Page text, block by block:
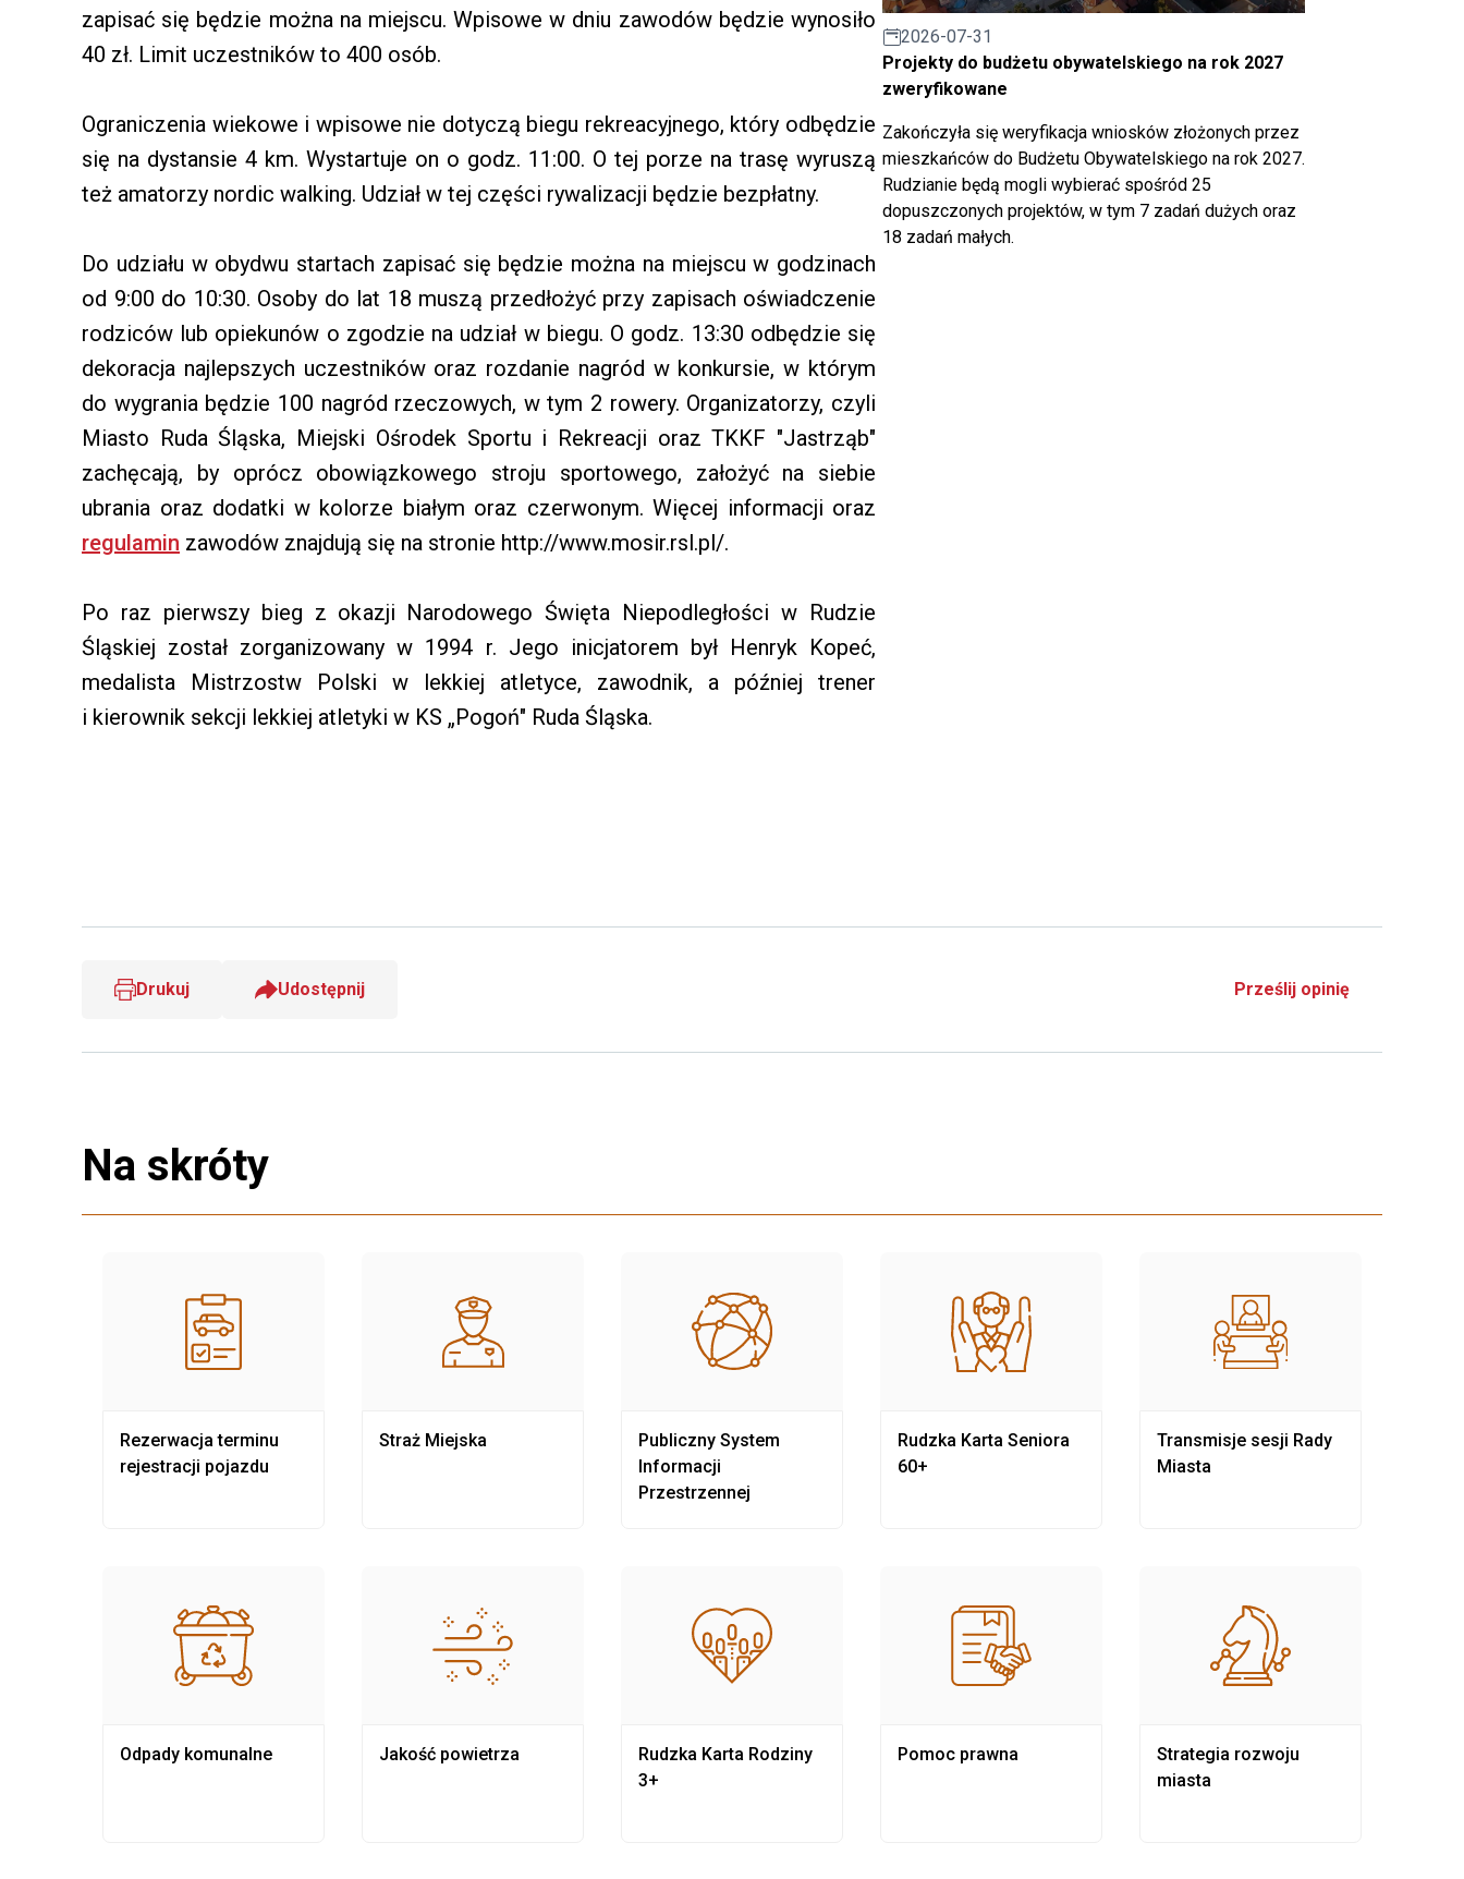
zapisać się będzie można na miejscu. Wpisowe w dniu zawodów będzie wynosiło
40 zł. Limit uczestników to 400 osób.
Ograniczenia wiekowe i wpisowe nie dotyczą biegu rekreacyjnego, który odbędzie
się na dystansie 4 km. Wystartuje on o godz. 11:00. O tej porze na trasę wyruszą
też amatorzy nordic walking. Udział w tej części rywalizacji będzie bezpłatny.
Do udziału w obydwu startach zapisać się będzie można na miejscu w godzinach
od 9:00 do 10:30. Osoby do lat 18 muszą przedłożyć przy zapisach oświadczenie
rodziców lub opiekunów o zgodzie na udział w biegu. O godz. 13:30 odbędzie się
dekoracja najlepszych uczestników oraz rozdanie nagród w konkursie, w którym
do wygrania będzie 100 nagród rzeczowych, w tym 2 rowery. Organizatorzy, czyli
Miasto Ruda Śląska, Miejski Ośrodek Sportu i Rekreacji oraz TKKF "Jastrząb"
zachęcają, by oprócz obowiązkowego stroju sportowego, założyć na siebie
ubrania oraz dodatki w kolorze białym oraz czerwonym. Więcej informacji oraz
regulamin zawodów znajdują się na stronie http://www.mosir.rsl.pl/.
Po raz pierwszy bieg z okazji Narodowego Święta Niepodległości w Rudzie
Śląskiej został zorganizowany w 1994 r. Jego inicjatorem był Henryk Kopeć,
medalista Mistrzostw Polski w lekkiej atletyce, zawodnik, a później trener
i kierownik sekcji lekkiej atletyki w KS „Pogoń" Ruda Śląska.
2026-07-31
Projekty do budżetu obywatelskiego na rok 2027
zweryfikowane
Zakończyła się weryfikacja wniosków złożonych przez
mieszkańców do Budżetu Obywatelskiego na rok 2027.
Rudzianie będą mogli wybierać spośród 25
dopuszczonych projektów, w tym 7 zadań dużych oraz
18 zadań małych.
Drukuj Udostępnij Prześlij opinię
Na skróty
Rezerwacja terminu
rejestracji pojazdu
Odpady komunalne
Straż Miejska
Jakość powietrza
Publiczny System
Informacji
Przestrzennej
Rudzka Karta Rodziny
3+
Rudzka Karta Seniora
60+
Pomoc prawna
Transmisje sesji Rady
Miasta
Strategia rozwoju
miasta